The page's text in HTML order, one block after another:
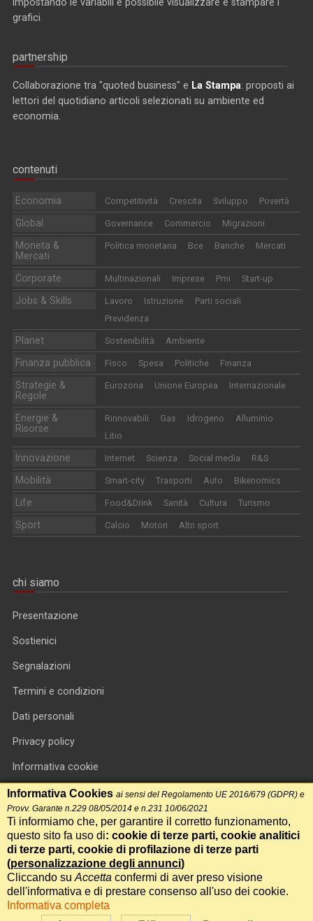
grafici.
partnership
Collaborazione tra "quoted business" e La Stampa: proposti ai
lettori del quotidiano articoli selezionati su ambiente ed
economia.
contenuti
Economia Competitività Crescita Sviluppo Povertà
Global Governance Commercio Migrazioni
Moneta &
Mercati
Politica monetaria Bce Banche Mercati
Corporate Multinazionali Imprese Pmi Start-up
Jobs & Skills Lavoro Istruzione
Parti sociali
Previdenza
Planet Sostenibilità Ambiente
Finanza pubblica Fisco Spesa Politiche Finanza
Strategie &
Regole
Eurozona Unione Europea Internazionale
Energie &
Risorse
Rinnovabili Gas Idrogeno
Alluminio
Litio
Innovazione Internet Scienza Social media R&S
Mobilità Smart-city Trasporti Auto Bikenomics
Life Food&Drink Sanità Cultura Turismo
Sport Calcio Motori Altri sport
chi siamo
Presentazione
Sostienici
Segnalazioni
Termini e condizioni
Dati personali
Privacy policy
Informativa cookie
RSS feed
RSS Top News
Contatti
International Communication S.r.l. • P.IVA 14478081004 • Testata
giornalistica n.191, reg. Tribunale di Roma del 14/12/2017
Informativa Cookies ai sensi del Regolamento UE 2016/679 (GDPR) e
Provv. Garante n.229 08/05/2014 e n.231 10/06/2021
Ti informiamo che, per garantire il corretto funzionamento,
questo sito fa uso di: cookie di terze parti, cookie analitici
di terze parti, cookie di profilazione di terze parti
(personalizzazione degli annunci)
Cliccando su Accetta confermi di aver preso visione
dell'informativa e di prestare consenso all'uso dei cookie.
Informativa completa